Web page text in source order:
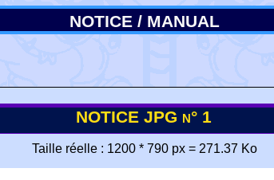
NOTICE / MANUAL
NOTICE JPG n° 1
Taille réelle : 1200 * 790 px = 271.37 Ko